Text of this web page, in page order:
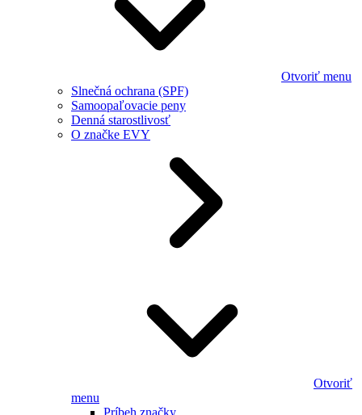
Otvoriť menu
Slnečná ochrana (SPF)
Samoopaľovacie peny
Denná starostlivosť
O značke EVY
Otvoriť
menu
Príbeh značky